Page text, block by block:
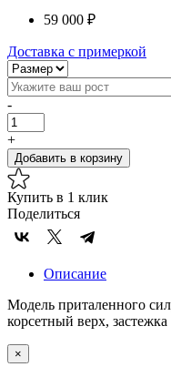
59 000 ₽
Доставка с примеркой
-
+
Добавить в корзину
Купить в 1 клик
Поделиться
Описание
Модель приталенного
корсетный верх,
×